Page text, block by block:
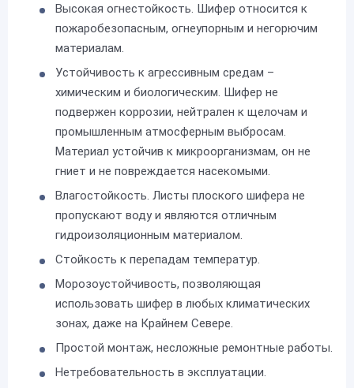
Высокая огнестойкость. Шифер относится к
пожаробезопасным, огнеупорным и негорючим
материалам.
Устойчивость к агрессивным средам –
химическим и биологическим. Шифер не
подвержен коррозии, нейтрален к щелочам и
промышленным атмосферным выбросам.
Материал устойчив к микроорганизмам, он не
гниет и не повреждается насекомыми.
Влагостойкость. Листы плоского шифера не
пропускают воду и являются отличным
гидроизоляционным материалом.
Стойкость к перепадам температур.
Морозоустойчивость, позволяющая
использовать шифер в любых климатических
зонах, даже на Крайнем Севере.
Простой монтаж, несложные ремонтные работы.
Нетребовательность в эксплуатации.